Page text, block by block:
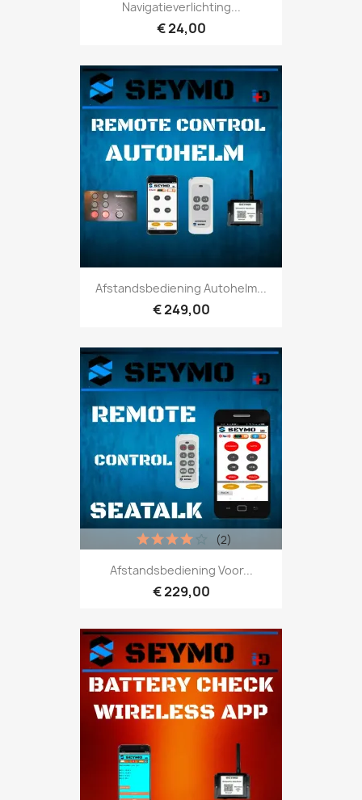
Navigatieverlichting...
€ 24,00
Afstandsbediening Autohelm...
€ 249,00
Afstandsbediening Voor...
€ 229,00
(2)